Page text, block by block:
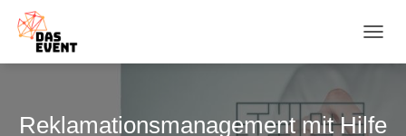
A
G
A
Reklamationsmanagement mit Hilfe